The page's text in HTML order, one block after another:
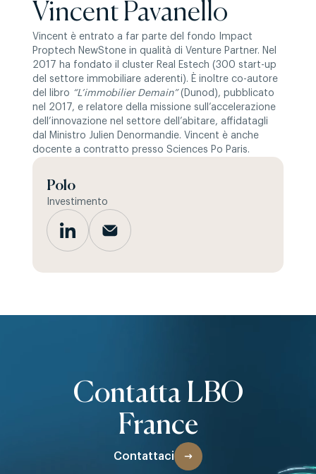
Vincent Pavanello
Vincent è entrato a far parte del fondo Impact
Proptech NewStone in qualità di Venture Partner. Nel
2017 ha fondato il cluster Real Estech (300 start-up
del settore immobiliare aderenti). È inoltre co-autore
del libro “L’immobilier Demain”(Dunod), pubblicato
nel 2017, e relatore della missione sull’accelerazione
dell’innovazione nel settore dell’abitare, affidatagli
dal Ministro Julien Denormandie. Vincent è anche
docente a contratto presso Sciences Po Paris.
Polo
Investimento
Contatta LBO
France
Contattaci